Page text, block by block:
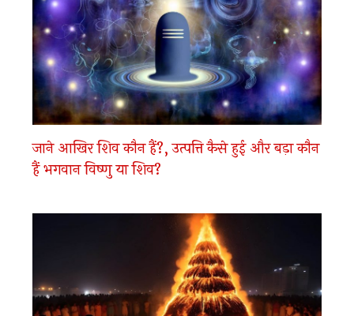
जाने आखिर शिव कौन हैं?, उत्पत्ति कैसे हुई और बड़ा कौन
हैं भगवान विष्णु या शिव?